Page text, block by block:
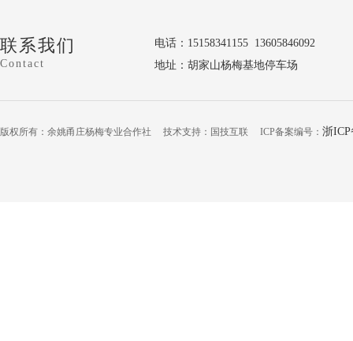
联系我们
Contact
电话：15158341155 13605846092
地址：胡家山杨梅基地停车场
版权所有：余姚甬庄杨梅专业合作社 技术支持：国技互联 ICP备案编号： 浙ICP